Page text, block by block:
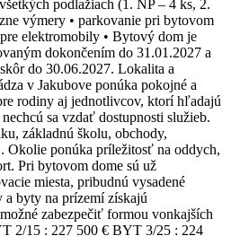
podlažiach (1. NP – 4 ks, 2.
výmery • parkovanie pri bytovom
elektromobily • Bytový dom je
dokončením do 31.01.2027 a
do 30.06.2027. Lokalita a
v Jakubove ponúka pokojné a
rodiny aj jednotlivcov, ktorí hľadajú
sa vzdať dostupnosti služieb.
základnú školu, obchody,
Okolie ponúka príležitosť na oddych,
Pri bytovom dome sú už
miesta, pribudnú vysadené
a byty na prízemí získajú
zabezpečiť formou vonkajších
2/15 : 227 500 € BYT 3/25 : 224